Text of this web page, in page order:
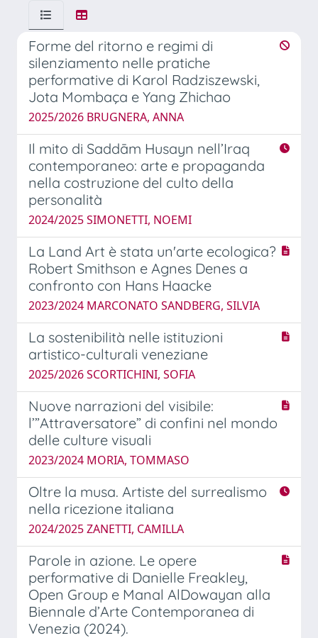
Forme del ritorno e regimi di
silenziamento nelle pratiche
performative di Karol Radziszewski,
Jota Mombaça e Yang Zhichao
2025/2026 BRUGNERA, ANNA
Il mito di Saddām Husayn nell’Iraq
contemporaneo: arte e propaganda
nella costruzione del culto della
personalità
2024/2025 SIMONETTI, NOEMI
La Land Art è stata un'arte ecologica?
Robert Smithson e Agnes Denes a
confronto con Hans Haacke
2023/2024 MARCONATO SANDBERG, SILVIA
La sostenibilità nelle istituzioni
artistico-culturali veneziane
2025/2026 SCORTICHINI, SOFIA
Nuove narrazioni del visibile:
l’”Attraversatore” di confini nel mondo
delle culture visuali
2023/2024 MORIA, TOMMASO
Oltre la musa. Artiste del surrealismo
nella ricezione italiana
2024/2025 ZANETTI, CAMILLA
Parole in azione. Le opere
performative di Danielle Freakley,
Open Group e Manal AlDowayan alla
Biennale d’Arte Contemporanea di
Venezia (2024).